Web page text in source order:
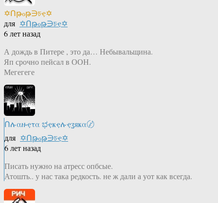
✡Ոթℴթ∋চҿ✡
для ✡Ոթℴթ∋চҿ✡
6 лет назад
А дождь в Питере , это да… Небывальщина.
Яп срочно пейсал в ООН.
Мегегеге
Ոሉαዙҿτα ಭҿҝҿሉҿʓяҝα〄
для ✡Ոթℴթ∋চҿ✡
6 лет назад
Писать нужно на атресс опбсые.
Атошть.. у нас така редкость. не ж дали а уот как всегда.